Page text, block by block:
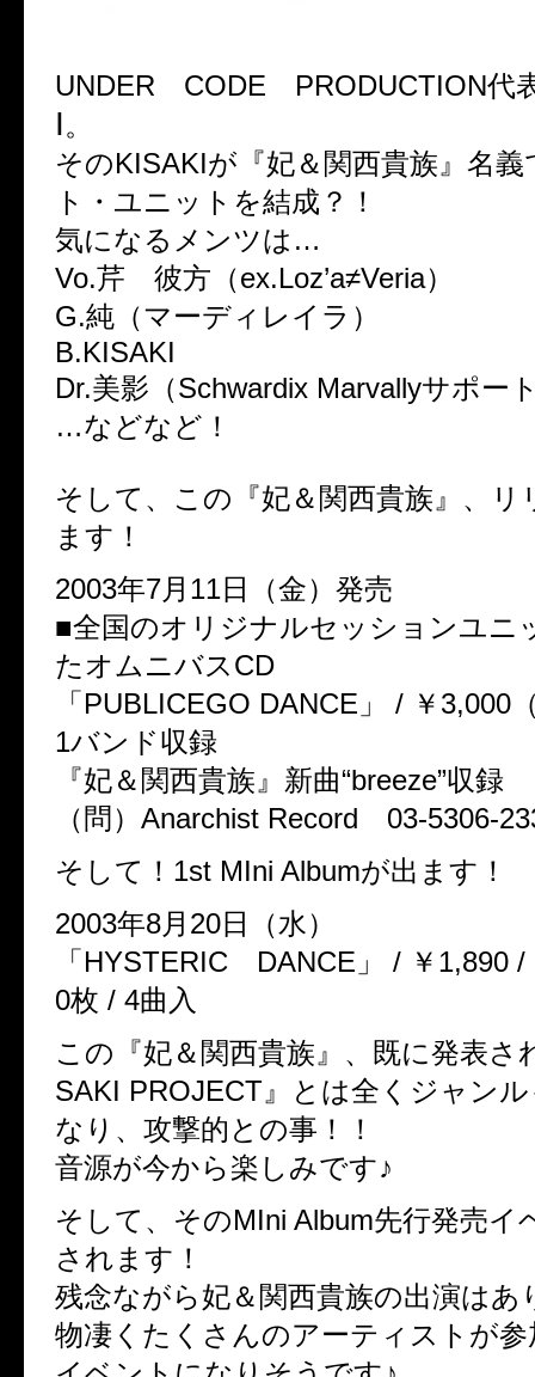
UNDER CODE PRODUCTION代
I。
そのKISAKIが『妃＆関西貴族』名
ト・ユニットを結成？！
気になるメンツは…
Vo.芹 彼方（ex.Loz’a≠Veria）
G.純（マーディレイラ）
B.KISAKI
Dr.美影（Schwardix Marvallyサポー
…などなど！
そして、この『妃＆関西貴族』、リ
ます！
2003年7月11日（金）発売
■全国のオリジナルセッションユニ
たオムニバスCD
「PUBLICEGO DANCE」 / ￥3,000
1バンド収録
『妃＆関西貴族』新曲“breeze”収録
（問）Anarchist Record 03-5306-
そして！1st MIni Albumが出ます！
2003年8月20日（水）
「HYSTERIC DANCE」 / ￥1,890 /
0枚 / 4曲入
この『妃＆関西貴族』、既に発表さ
SAKI PROJECT』とは全くジャン
なり、攻撃的との事！！
音源が今から楽しみです♪
そして、そのMIni Album先行発売イ
されます！
残念ながら妃＆関西貴族の出演はあ
物凄くたくさんのアーティストが